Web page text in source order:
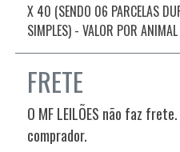
X 40 (SENDO 06 PARCELAS
SIMPLES) - VALOR POR ANIMAL
FRETE
O MF LEILÕES não faz
comprador.